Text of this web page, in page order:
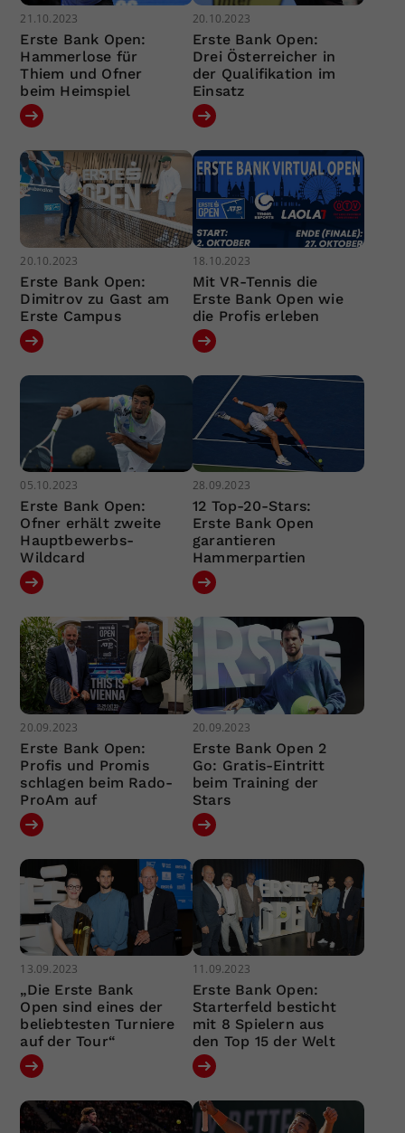
21.10.2023
Erste Bank Open:
Hammerlose für
Thiem und Ofner
beim Heimspiel
20.10.2023
Erste Bank Open:
Drei Österreicher in
der Qualifikation im
Einsatz
20.10.2023
Erste Bank Open:
Dimitrov zu Gast am
Erste Campus
18.10.2023
Mit VR-Tennis die
Erste Bank Open wie
die Profis erleben
05.10.2023
Erste Bank Open:
Ofner erhält zweite
Hauptbewerbs-
Wildcard
28.09.2023
12 Top-20-Stars:
Erste Bank Open
garantieren
Hammerpartien
20.09.2023
Erste Bank Open:
Profis und Promis
schlagen beim Rado-
ProAm auf
20.09.2023
Erste Bank Open 2
Go: Gratis-Eintritt
beim Training der
Stars
13.09.2023
„Die Erste Bank
Open sind eines der
beliebtesten Turniere
auf der Tour“
11.09.2023
Erste Bank Open:
Starterfeld besticht
mit 8 Spielern aus
den Top 15 der Welt